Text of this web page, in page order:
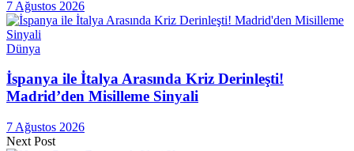
7 Ağustos 2026
Dünya
İspanya ile İtalya Arasında Kriz Derinleşti!
Madrid’den Misilleme Sinyali
7 Ağustos 2026
Next Post